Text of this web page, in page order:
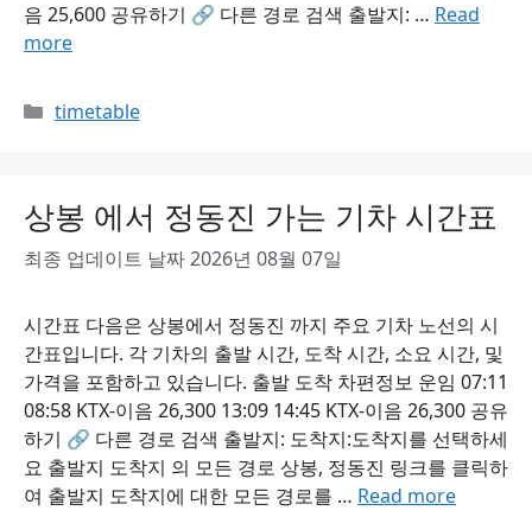
음 25,600 공유하기 🔗 다른 경로 검색 출발지: … Read
more
Categories
timetable
상봉 에서 정동진 가는 기차 시간표
최종 업데이트 날짜 2026년 08월 07일
시간표 다음은 상봉에서 정동진 까지 주요 기차 노선의 시
간표입니다. 각 기차의 출발 시간, 도착 시간, 소요 시간, 및
가격을 포함하고 있습니다. 출발 도착 차편정보 운임 07:11
08:58 KTX-이음 26,300 13:09 14:45 KTX-이음 26,300 공유
하기 🔗 다른 경로 검색 출발지: 도착지:도착지를 선택하세
요 출발지 도착지 의 모든 경로 상봉, 정동진 링크를 클릭하
여 출발지 도착지에 대한 모든 경로를 … Read more